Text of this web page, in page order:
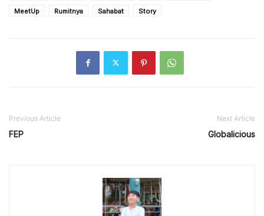
MeetUp
Rumitnya Sahabat Story
Previous Article
FEP
Next Article
Globalicious